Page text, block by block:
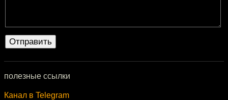
полезные ссылки
Канал в Telegram